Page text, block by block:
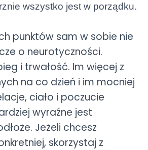
wszystko jest w porządku.
punktów sam w sobie nie
o neurotyczności.
i trwałość. Im więcej z
na co dzień i im mocniej
ciało i poczucie
wyraźne jest
Jeżeli chcesz
skorzystaj z